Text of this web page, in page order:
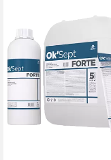
5
Тип
упаковки
Флакон с триггером